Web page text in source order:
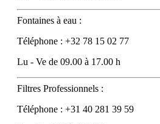
Fontaines à eau :
Téléphone : +32 78 15 02 77
Lu - Ve de 09.00 à 17.00 h
Filtres Professionnels :
Téléphone : +31 40 281 39 59